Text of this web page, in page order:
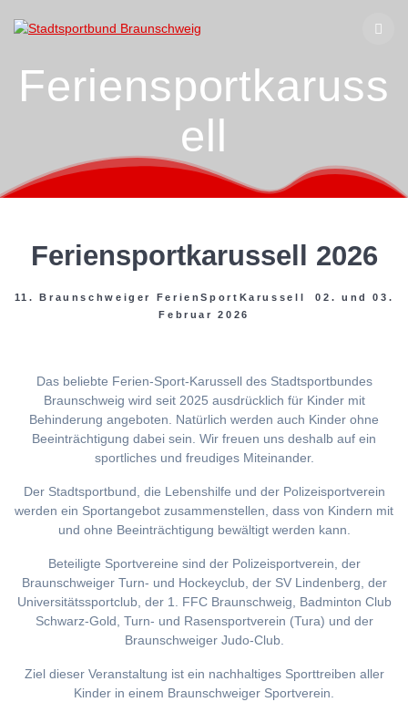
Feriensportkaruss
ell
Feriensportkarussell 2026
11. Braunschweiger FerienSportKarussell 02. und 03.
Februar 2026
Das beliebte Ferien-Sport-Karussell des Stadtsportbundes
Braunschweig wird seit 2025 ausdrücklich für Kinder mit
Behinderung angeboten. Natürlich werden auch Kinder ohne
Beeinträchtigung dabei sein. Wir freuen uns deshalb auf ein
sportliches und freudiges Miteinander.
Der Stadtsportbund, die Lebenshilfe und der Polizeisportverein
werden ein Sportangebot zusammenstellen, dass von Kindern mit
und ohne Beeinträchtigung bewältigt werden kann.
Beteiligte Sportvereine sind der Polizeisportverein, der
Braunschweiger Turn- und Hockeyclub, der SV Lindenberg, der
Universitätssportclub, der 1. FFC Braunschweig, Badminton Club
Schwarz-Gold, Turn- und Rasensportverein (Tura) und der
Braunschweiger Judo-Club.
Ziel dieser Veranstaltung ist ein nachhaltiges Sporttreiben aller
Kinder in einem Braunschweiger Sportverein.